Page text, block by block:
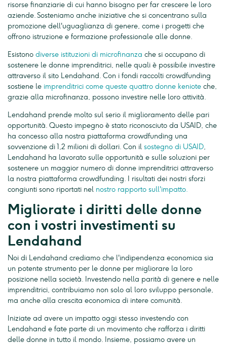
risorse finanziarie di cui hanno bisogno per far crescere le loro
aziende. Sosteniamo anche iniziative che si concentrano sulla
promozione dell'uguaglianza di genere, come i progetti che
offrono istruzione e formazione professionale alle donne.
Esistono diverse istituzioni di microfinanza che si occupano di
sostenere le donne imprenditrici, nelle quali è possibile investire
attraverso il sito Lendahand. Con i fondi raccolti crowdfunding
sostiene le imprenditrici come queste quattro donne keniote che,
grazie alla microfinanza, possono investire nelle loro attività.
Lendahand prende molto sul serio il miglioramento delle pari
opportunità. Questo impegno è stato riconosciuto da USAID, che
ha concesso alla nostra piattaforma crowdfunding una
sovvenzione di 1,2 milioni di dollari. Con il sostegno di USAID,
Lendahand ha lavorato sulle opportunità e sulle soluzioni per
sostenere un maggior numero di donne imprenditrici attraverso
la nostra piattaforma crowdfunding. I risultati dei nostri sforzi
congiunti sono riportati nel nostro rapporto sull'impatto.
Migliorate i diritti delle donne
con i vostri investimenti su
Lendahand
Noi di Lendahand crediamo che l'indipendenza economica sia
un potente strumento per le donne per migliorare la loro
posizione nella società. Investendo nella parità di genere e nelle
imprenditrici, contribuiamo non solo al loro sviluppo personale,
ma anche alla crescita economica di intere comunità.
Iniziate ad avere un impatto oggi stesso investendo con
Lendahand e fate parte di un movimento che rafforza i diritti
delle donne in tutto il mondo. Insieme, possiamo avere un